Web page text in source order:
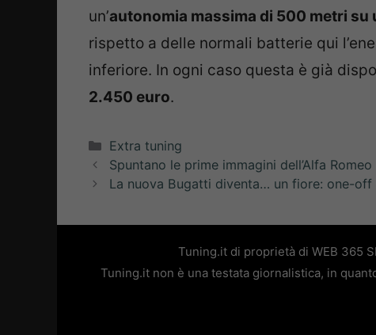
un’autonomia massima di 500 metri su
rispetto a delle normali batterie qui
inferiore. In ogni caso questa è già
2.450 euro.
Categorie
Extra tuning
Spuntano le prime immagini dell’Alfa
La nuova Bugatti diventa… un fiore: one-
Tuning.it di proprietà di WEB 365
Tuning.it non è una testata giornalistica, in